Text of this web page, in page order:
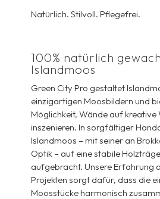
Natürlich. Stilvoll. Pflegefrei.
100% natürlich
Islandmoos
Green City Pro gestaltet
einzigartigen Moosbildern und
Möglichkeit, Wände auf kreative
inszenieren. In sorgfältiger
Islandmoos – mit seiner an
Optik – auf eine stabile
aufgebracht. Unsere Erfahrung
Projekten sorgt dafür, dass die
Moosstücke harmonisch